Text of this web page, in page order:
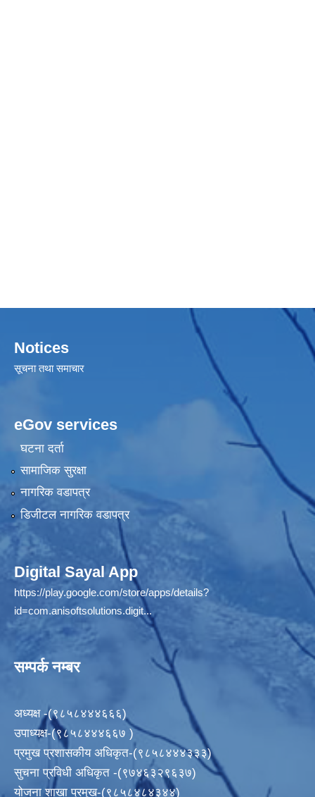
Notices
सूचना तथा समाचार
eGov services
घटना दर्ता
सामाजिक सुरक्षा
नागरिक वडापत्र
डिजीटल नागरिक वडापत्र
Digital Sayal App
https://play.google.com/store/apps/details?
id=com.anisoftsolutions.digit...
सम्पर्क नम्बर
अध्यक्ष -(९८५८४४४६६६)
उपाध्यक्ष-(९८५८४४४६६७ )
प्रमुख प्रशासकीय अधिकृत-(९८५८४४४३३३)
सुचना प्रविधी अधिकृत -(९७४६३२९६३७)
योजना शाखा प्रमुख-(९८५८४८४३४४)